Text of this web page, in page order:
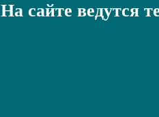
На сайте ведутся